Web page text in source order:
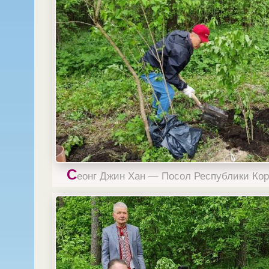
Сеонг Джин Хан — Посол Республики